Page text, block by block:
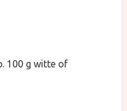
100 g witte of